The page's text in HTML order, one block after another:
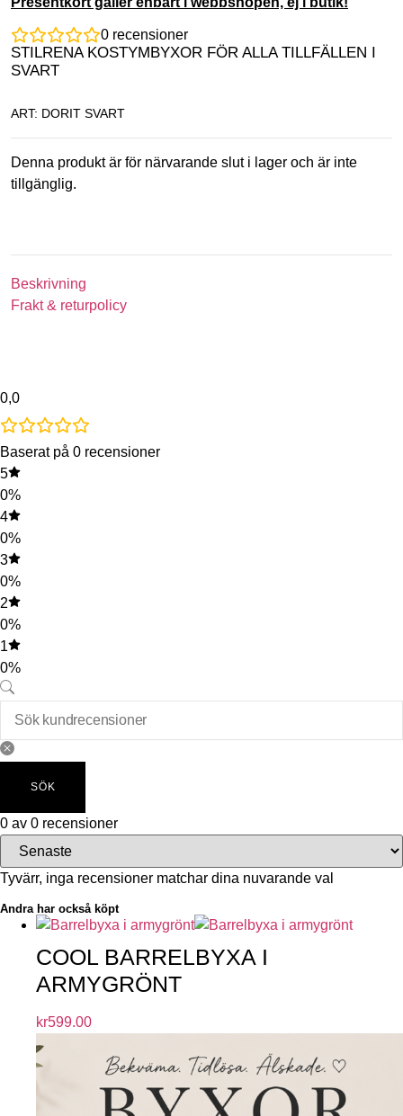
0 recensioner
STILRENA KOSTYMBYXOR FÖR ALLA TILLFÄLLEN I
SVART
ART: DORIT SVART
Denna produkt är för närvarande slut i lager och är inte
tillgänglig.
Beskrivning
Frakt & returpolicy
0,0
Baserat på 0 recensioner
5
0%
4
0%
3
0%
2
0%
1
0%
SÖK
0 av 0 recensioner
Tyvärr, inga recensioner matchar dina nuvarande val
Andra har också köpt
COOL BARRELBYXA I
ARMYGRÖNT
kr599.00